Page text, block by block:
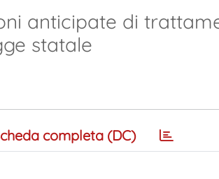
anticipate di
statale
completa (DC)